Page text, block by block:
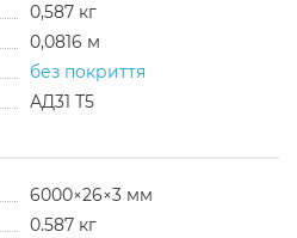
0,587 кг
0,0816 м
без покриття
АД31 Т5
6000×26×3 мм
0.587 кг